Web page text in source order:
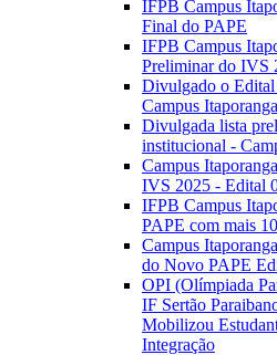
IFPB Campus
Final do PAPE
IFPB Campus
Preliminar do IVS
Divulgado o Edital
Campus Itaporanga
Divulgada lista
institucional -
Campus
IVS 2025 - Edital
IFPB Campus
PAPE com mais
Campus
do Novo PAPE
OPI (Olímpiada
IF Sertão
Mobilizou
Integração